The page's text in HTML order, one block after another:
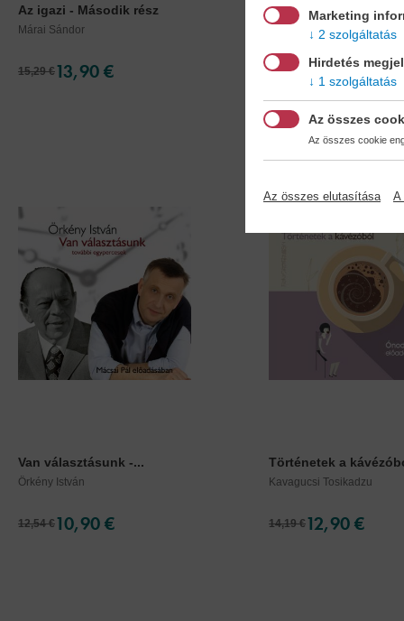
Az igazi - Második rész
Márai Sándor
15,29 €13,90 €
Az arany ember /Mp3
hangos...
19,69 €
17,90 €
Van választásunk -...
Örkény István
12,54 €10,90 €
Történetek a
Kavagucsi Tosikadzu
14,19 €12,90 €
Marketing
2 szolgáltatás
Hirdetés
1 szolgáltatás
Az összes
Az összes cookie
Az összes elutasítása A